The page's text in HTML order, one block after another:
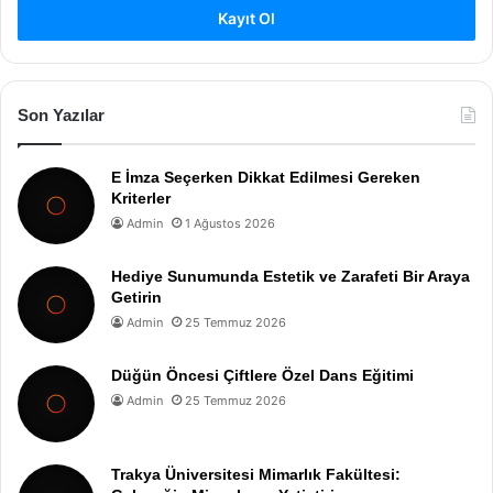
Kayıt Ol
Son Yazılar
E İmza Seçerken Dikkat Edilmesi Gereken
Kriterler
Admin 1 Ağustos 2026
Hediye Sunumunda Estetik ve Zarafeti Bir Araya
Getirin
Admin 25 Temmuz 2026
Düğün Öncesi Çiftlere Özel Dans Eğitimi
Admin 25 Temmuz 2026
Trakya Üniversitesi Mimarlık Fakültesi: